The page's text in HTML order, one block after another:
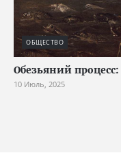
ОБЩЕСТВО
Обезьяний
10 Июль, 2025